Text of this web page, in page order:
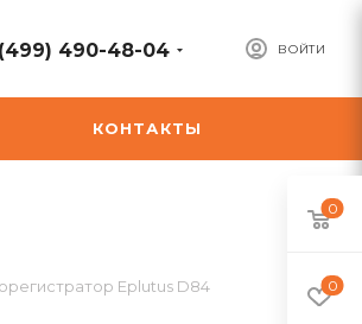
ВОЙТИ
490-48-04
КОНТАКТЫ
Eplutus D84
0
0